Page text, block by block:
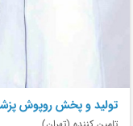
توليد و پخش روپوش